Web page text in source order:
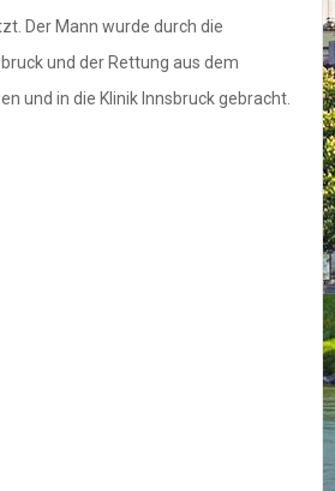
Der Mann wurde durch die
und der Rettung aus dem
und in die Klinik Innsbruck gebracht.